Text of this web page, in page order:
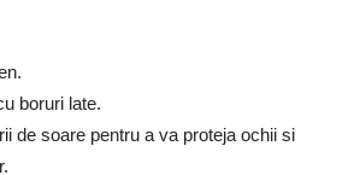
boruri late.
de soare pentru a va proteja ochii si